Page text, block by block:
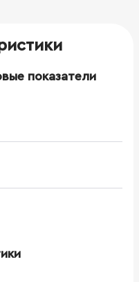
показатели